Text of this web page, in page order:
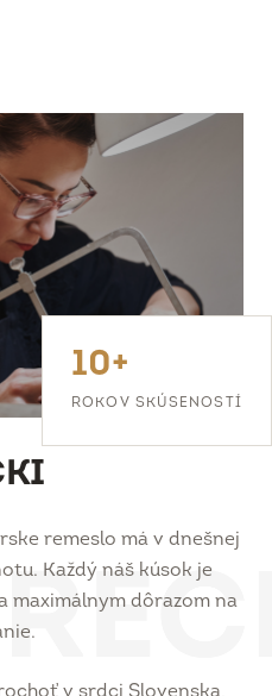
10+
ROKOV SKÚSENOSTÍ
remeslo má v dnešnej
Každý náš kúsok je
maximálnym dôrazom na
v srdci Slovenska,